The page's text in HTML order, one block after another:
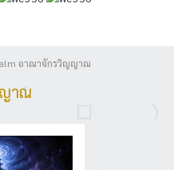
อาณาจักรวิญญาณ
าณ